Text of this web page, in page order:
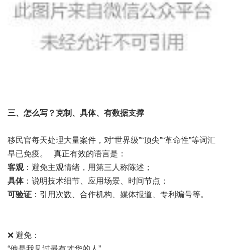
三、 怎么写？克制、具体、有数据支撑
移民官每天处理大量案件，对“世界级”“顶尖”“革命性”等词汇
早已免疫。 真正有效的语言是：
客观：避免主观情绪，用第三人称陈述；
具体：说明技术细节、应用场景、时间节点；
可验证 ：引用次数、合作机构、媒体报道、专利编号等。
❌ 避免：